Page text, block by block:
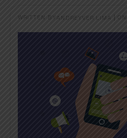
WRITTEN BY ANDREYVER LIMA ON